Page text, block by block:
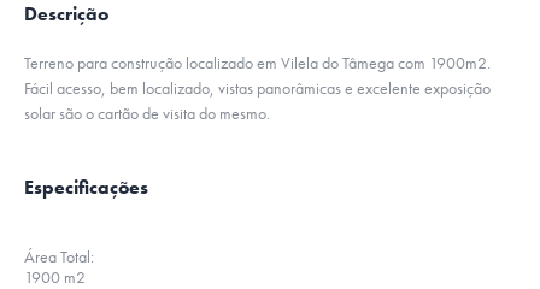
Descrição
Terreno para construção localizado em Vilela do Tâmega com 1900m2.
Fácil acesso, bem localizado, vistas panorâmicas e excelente exposição
solar são o cartão de visita do mesmo.
Especificações
Área Total:
1900 m2